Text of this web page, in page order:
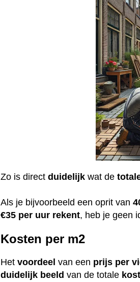
Zo is directduidelijk wat de
Als je bijvoorbeeld een oprit van
€35 per uur rekent, heb je geen
Kosten per m2
Hetvoordeel van een prijs per
duidelijk beeld van de totale